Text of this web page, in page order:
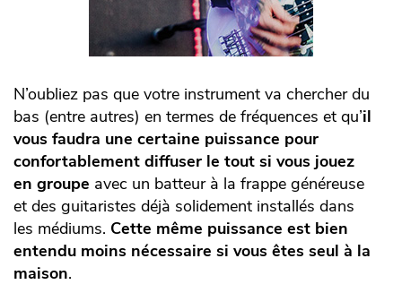
N’oubliez pas que votre instrument va chercher du
bas (entre autres) en termes de fréquences et qu’il
vous faudra une certaine puissance pour
confortablement diffuser le tout si vous jouez
en groupe avec un batteur à la frappe généreuse
et des guitaristes déjà solidement installés dans
les médiums. Cette même puissance est bien
entendu moins nécessaire si vous êtes seul à la
maison.